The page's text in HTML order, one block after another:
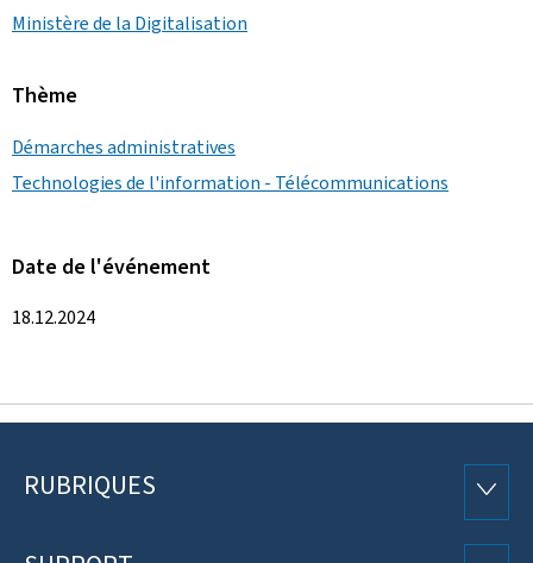
Ministère de la Digitalisation
Thème
Démarches administratives
Technologies de l'information - Télécommunications
Date de l'événement
18.12.2024
Pied
RUBRIQUES